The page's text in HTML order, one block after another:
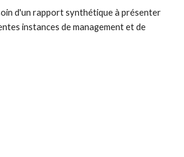
d'un rapport synthétique à présenter
instances de management et de